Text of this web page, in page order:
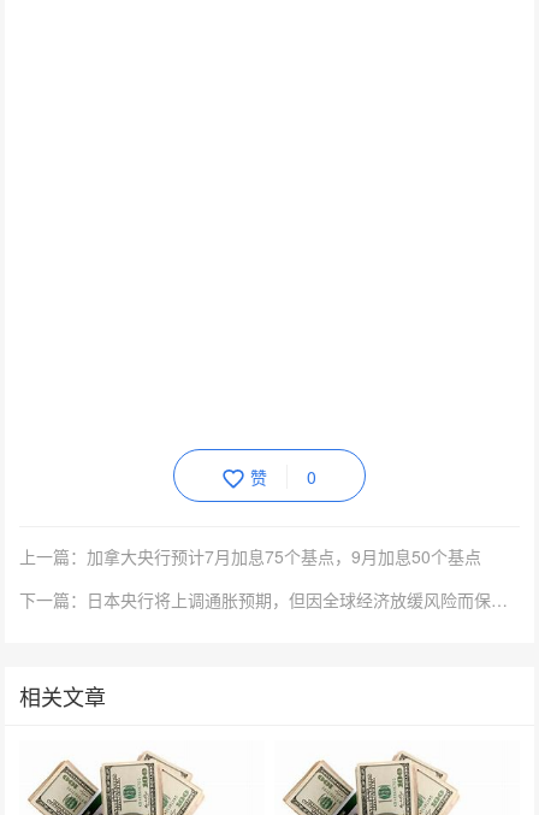
赞 0
上一篇：加拿大央行预计7月加息75个基点，9月加息50个基点
下一篇：日本央行将上调通胀预期，但因全球经济放缓风险而保持鸽派倾向
相关文章